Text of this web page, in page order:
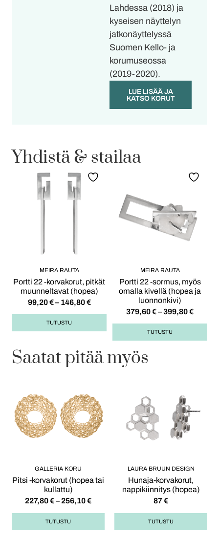
Lahdessa (2018) ja
kyseisen näyttelyn
jatkonäyttelyssä
Suomen Kello- ja
korumuseossa
(2019-2020).
LUE LISÄÄ JA
KATSO KORUT
Yhdistä & stailaa
MEIRA RAUTA
Portti 22 -korvakorut, pitkät
muunneltavat (hopea)
99,20€ – 146,80€
TUTUSTU
MEIRA RAUTA
Portti 22 -sormus, myös
omalla kivellä (hopea ja
luonnonkivi)
379,60€–399,80€
TUTUSTU
Saatat pitää myös
GALLERIA KORU
Pitsi -korvakorut (hopea tai
kullattu)
227,80€–256,10€
TUTUSTU
LAURA BRUUN DESIGN
Hunaja-korvakorut,
nappikiinnitys (hopea)
87€
TUTUSTU